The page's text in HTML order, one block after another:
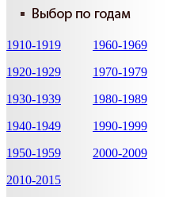
1910-1919
1960-1969
1920-1929
1970-1979
1930-1939
1980-1989
1940-1949
1990-1999
1950-1959
2000-2009
2010-2015